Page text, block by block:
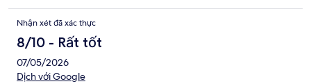
Nhận xét đã xác thực
8/10 - Rất tốt
07/05/2026
Dịch với Google